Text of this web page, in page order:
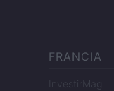
FRANCIA
InvestirMag